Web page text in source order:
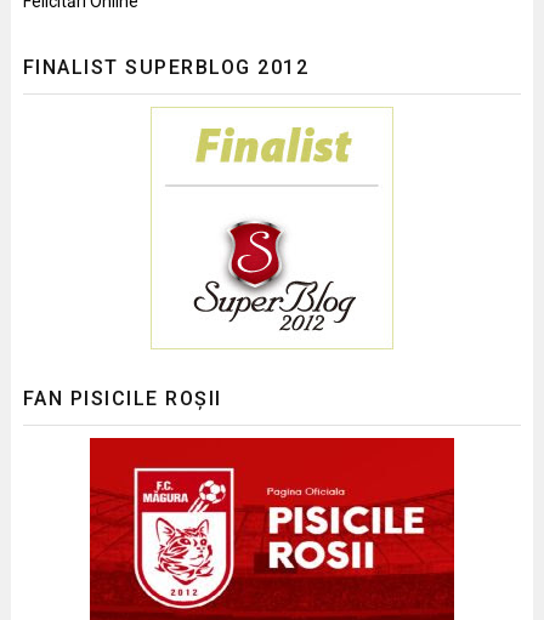
FINALIST SUPERBLOG 2012
FAN PISICILE ROȘII